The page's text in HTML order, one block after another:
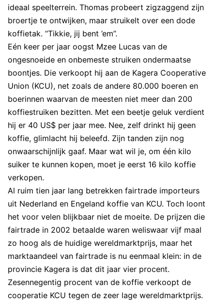
ideaal speelterrein. Thomas probeert zigzaggend zijn
broertje te ontwijken, maar struikelt over een dode
koffietak. “Tikkie, jij bent ’em”.
Eén keer per jaar oogst Mzee Lucas van de
ongesnoeide en onbemeste struiken ondermaatse
boontjes. Die verkoopt hij aan de Kagera Cooperative
Union (KCU), net zoals de andere 80.000 boeren en
boerinnen waarvan de meesten niet meer dan 200
koffiestruiken bezitten. Met een beetje geluk verdient
hij er 40 US$ per jaar mee. Nee, zelf drinkt hij geen
koffie, glimlacht hij beleefd. Zijn tanden zijn nog
onwaarschijnlijk gaaf. Maar wat wil je, om één kilo
suiker te kunnen kopen, moet je eerst 16 kilo koffie
verkopen.
Al ruim tien jaar lang betrekken fairtrade importeurs
uit Nederland en Engeland koffie van KCU. Toch loont
het voor velen blijkbaar niet de moeite. De prijzen die
fairtrade in 2002 betaalde waren weliswaar vijf maal
zo hoog als de huidige wereldmarktprijs, maar het
marktaandeel van fairtrade is nu eenmaal klein: in de
provincie Kagera is dat dit jaar vier procent.
Zesennegentig procent van de koffie verkoopt de
cooperatie KCU tegen de zeer lage wereldmarktprijs.